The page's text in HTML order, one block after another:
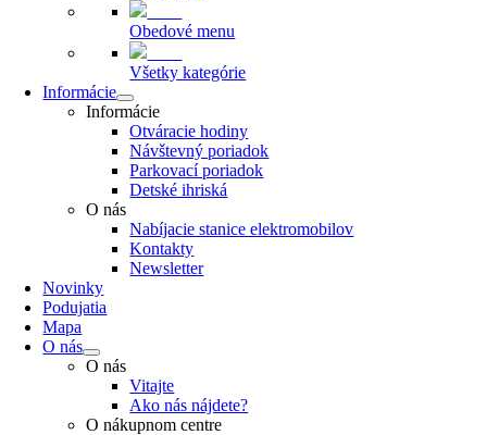
Obedové menu
Všetky kategórie
Informácie
Informácie
Otváracie hodiny
Návštevný poriadok
Parkovací poriadok
Detské ihriská
O nás
Nabíjacie stanice elektromobilov
Kontakty
Newsletter
Novinky
Podujatia
Mapa
O nás
O nás
Vitajte
Ako nás nájdete?
O nákupnom centre